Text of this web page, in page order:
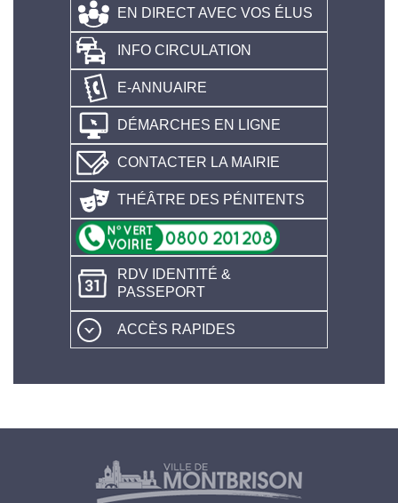
EN DIRECT AVEC VOS ÉLUS
INFO CIRCULATION
E-ANNUAIRE
DÉMARCHES EN LIGNE
CONTACTER LA MAIRIE
THÉÂTRE DES PÉNITENTS
RDV IDENTITÉ &
PASSEPORT
ACCÈS RAPIDES